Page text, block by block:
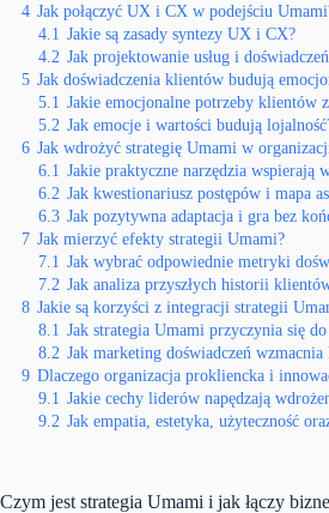
4 Jak połączyć UX i CX w podejściu
4.1 Jakie są zasady syntezy UX i CX?
4.2 Jak projektowanie usług i
5 Jak doświadczenia klientów budują
5.1 Jakie emocjonalne potrzeby klientów
5.2 Jak emocje i wartości budują
6 Jak wdrożyć strategię Umami w
6.1 Jakie praktyczne narzędzia wspierają
6.2 Jak kwestionariusz postępów i mapa
6.3 Jak pozytywna adaptacja i gra bez
7 Jak mierzyć efekty strategii Umami?
7.1 Jak wybrać odpowiednie metryki
7.2 Jak analiza przyszłych historii
8 Jakie są korzyści z integracji strategii
8.1 Jak strategia Umami przyczynia się
8.2 Jak marketing doświadczeń
9 Dlaczego organizacja prokliencka i
9.1 Jakie cechy liderów napędzają
9.2 Jak empatia, estetyka, użyteczność
Czym jest strategia Umami i jak łączy